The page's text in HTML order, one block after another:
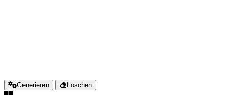
Generieren Löschen